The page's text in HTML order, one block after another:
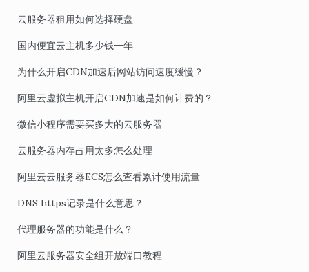
云服务器租用如何选择硬盘
国内便宜云主机多少钱一年
为什么开启CDN加速后网站访问速度缓慢？
阿里云虚拟主机开启CDN加速是如何计费的？
微信小程序需要买多大的云服务器
云服务器内存占用太多怎么处理
阿里云云服务器ECS怎么查看累计使用流量
DNS https记录是什么意思？
代理服务器的功能是什么？
阿里云服务器安全组开放端口教程